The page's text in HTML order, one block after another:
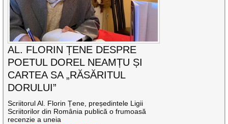
AL. FLORIN ȚENE DESPRE
POETUL DOREL NEAMȚU ȘI
CARTEA SA „RĂSĂRITUL
DORULUI”
Scriitorul Al. Florin Țene, președintele Ligii
Scriitorilor din România publică o frumoasă
recenzie a uneia